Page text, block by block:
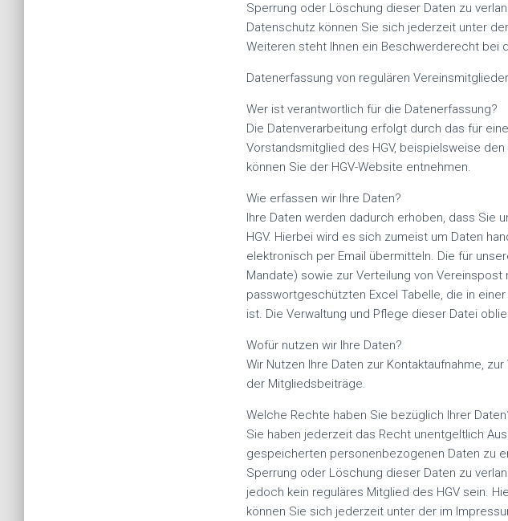
Sperrung oder Löschung dieser Daten zu
Datenschutz können Sie sich jederzeit unter
Weiteren steht Ihnen ein Beschwerderecht bei
Datenerfassung von regulären
Wer ist verantwortlich für die Datenerfassung?
Die Datenverarbeitung erfolgt durch das für
Vorstandsmitglied des HGV, beispielsweise
können Sie der HGV-Website entnehmen.
Wie erfassen wir Ihre Daten?
Ihre Daten werden dadurch erhoben, dass Sie
HGV. Hierbei wird es sich zumeist um Daten
elektronisch per Email übermitteln. Die für
Mandate) sowie zur Verteilung von
passwortgeschützten Excel Tabelle, die in
ist. Die Verwaltung und Pflege dieser Datei
Wofür nutzen wir Ihre Daten?
Wir Nutzen Ihre Daten zur Kontaktaufnahme,
der Mitgliedsbeiträge.
Welche Rechte haben Sie bezüglich Ihrer
Sie haben jederzeit das Recht unentgeltlich
gespeicherten personenbezogenen Daten zu
Sperrung oder Löschung dieser Daten zu
jedoch kein reguläres Mitglied des HGV sein.
können Sie sich jederzeit unter der im